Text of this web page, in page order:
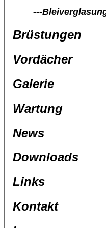
---
Brüstungen
Vordächer
Galerie
Wartung
News
Downloads
Links
Kontakt